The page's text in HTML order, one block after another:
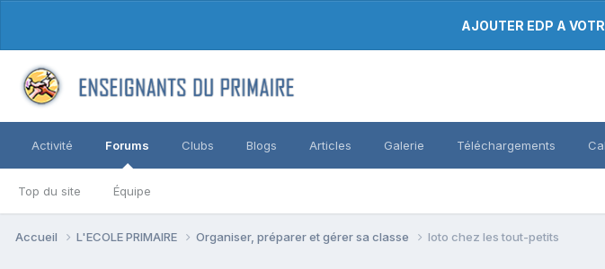
AJOUTER EDP A
Activité Forums
Top du site Équipe
Clubs Blogs Articles Galerie Téléchargements
Accueil L'ECOLE PRIMAIRE Organiser, préparer et gérer sa classe loto chez les tout-petits